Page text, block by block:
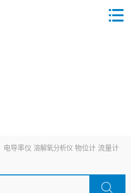
电导率仪 溶解氧分析仪 物位计 流量计